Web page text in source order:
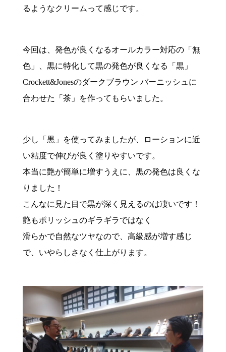
るようなクリームって感じです。
今回は、発色が良くなるオールカラー対応の「無
色」、黒に特化して黒の発色が良くなる「黒」
Crockett&Jonesのダークブラウン バーニッシュに
合わせた「茶」を作ってもらいました。
少し「黒」を使ってみましたが、ローションに近
い粘度で伸びが良く塗りやすいです。
本当に艶が簡単に増すうえに、黒の発色は良くな
りました！
こんなに見た目で黒が深く見えるのは凄いです！
艶もポリッシュのギラギラではなく
滑らかで自然なツヤなので、高級感が増す感じ
で、いやらしさなく仕上がります。